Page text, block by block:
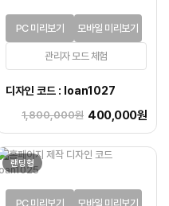
관리자 모드 체험
PC 미리보기 모바일 미리보기
디자인 코드 : loan1027
1,800,000원 400,000원
랜딩형
PC 미리보기 모바일 미리보기